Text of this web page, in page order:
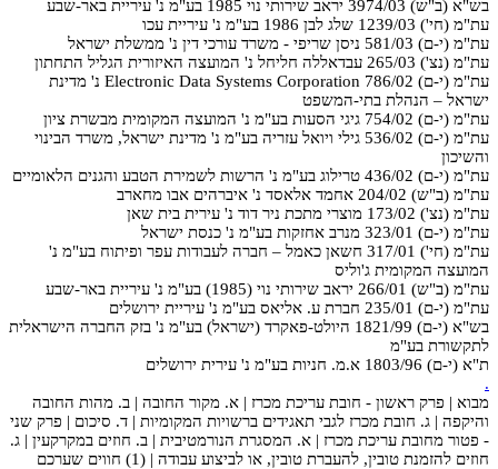
בש"א (ב"ש) 3974/03 יראב שירותי נוי 1985 בע"מ נ' עיריית באר-שבע
עת"מ (חי') 1239/03 שלג לבן 1986 בע"מ נ' עיריית עכו
עת"מ (י-ם) 581/03 ניסן שריפי - משרד עורכי דין נ' ממשלת ישראל
עת"מ (נצ') 265/03 עבדאללה חליחל נ' המועצה האיזורית הגליל התחתון
עת"מ (י-ם) 786/02 Electronic Data Systems Corporation נ' מדינת
ישראל – הנהלת בתי-המשפט
עת"מ (י-ם) 754/02 גיגי הסעות בע"מ נ' המועצה המקומית מבשרת ציון
עת"מ (י-ם) 536/02 גילי ויואל עזריה בע"מ נ' מדינת ישראל, משרד הבינוי
והשיכון
עת"מ (י-ם) 436/02 טרילוג בע"מ נ' הרשות לשמירת הטבע והגנים הלאומיים
עת"מ (ב"ש) 204/02 אחמד אלאסד נ' איברהים אבו מחארב
עת"מ (נצ') 173/02 מוצרי מתכת ניר דוד נ' עירית בית שאן
עת"מ (י-ם) 323/01 מנרב אחזקות בע"מ נ' כנסת ישראל
עת"מ (חי') 317/01 חשאן כאמל – חברה לעבודות עפר ופיתוח בע"מ נ'
המועצה המקומית ג'וליס
עת"מ (ב"ש) 266/01 יראב שירותי נוי (1985) בע"מ נ' עיריית באר-שבע
עת"מ (י-ם) 235/01 חברת ע. אליאס בע"מ נ' עיריית ירושלים
בש"א (י-ם) 1821/99 היולט-פאקרד (ישראל) בע"מ נ' בזק החברה הישראלית
לתקשורת בע"מ
ת"א (י-ם) 1803/96 א.מ. חניות בע"מ נ' עירית ירושלים
.
מבוא | פרק ראשון - חובת עריכת מכרז | א. מקור החובה | ב. מהות החובה
והיקפה | ג. חובת מכרז לגבי תאגידים ברשויות המקומיות | ד. סיכום | פרק שני
- פטור מחובת עריכת מכרז | א. המסגרת הנורמטיבית | ב. חוזים במקרקעין | ג.
חוזים להזמנת טובין, להעברת טובין, או לביצוע עבודה | (1) חווים שערכם